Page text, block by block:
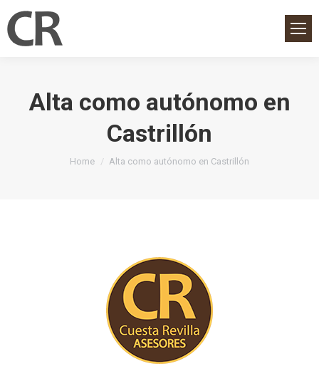
Alta como autónomo en
Castrillón
You are here:
Home Alta como autónomo en Castrillón